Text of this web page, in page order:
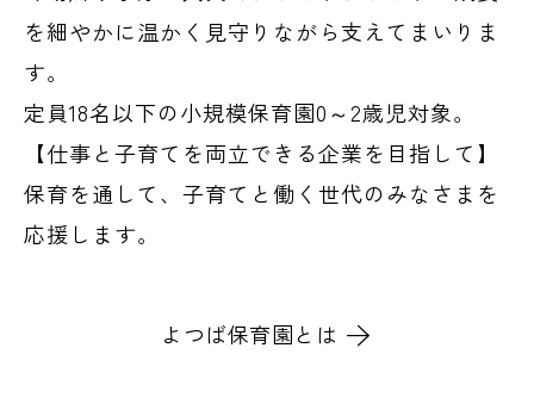
を細やかに温かく見守りながら支えてまいりま
す。
定員18名以下の小規模保育園0～2歳児対象。
【仕事と子育てを両立できる企業を目指して】
保育を通して、子育てと働く世代のみなさまを
応援します。
よつば保育園とは